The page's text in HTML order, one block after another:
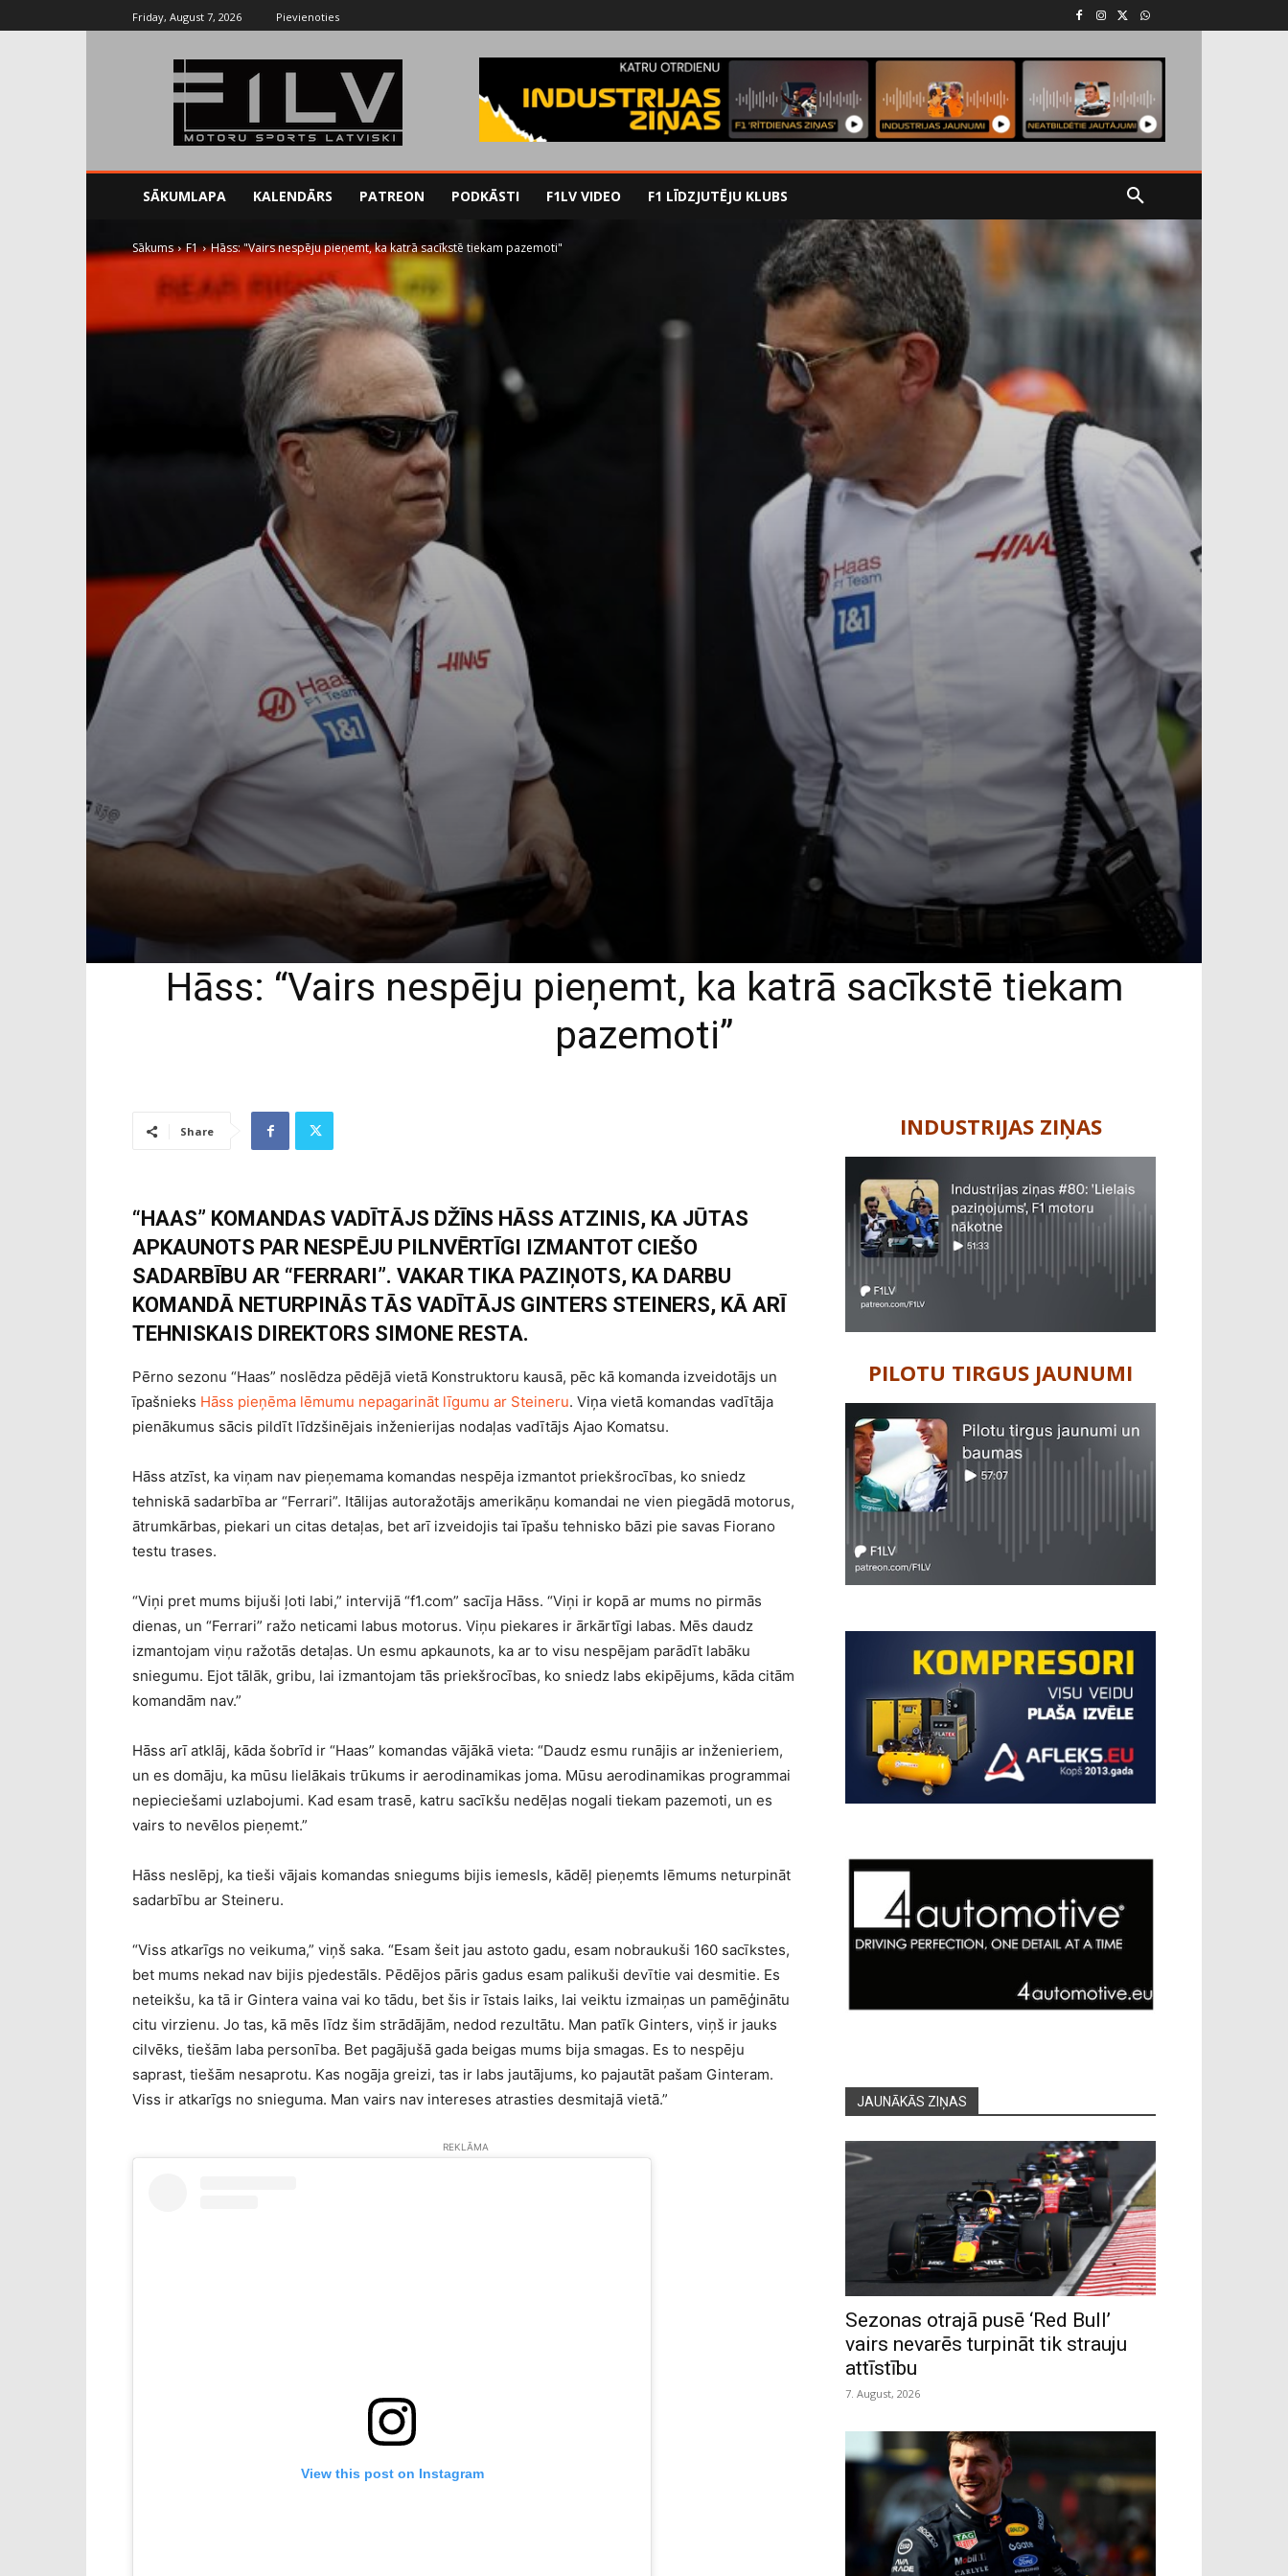
Friday, August 7, 2026 Pievienoties
SĀKUMLAPA KALENDĀRS PATREON PODKĀSTI F1LV VIDEO F1 LĪDZJUTĒJU KLUBS
Sākums F1 Hāss: "Vairs nespēju pieņemt, ka katrā sacīkstē tiekam pazemoti"
Hāss: “Vairs nespēju pieņemt, ka katrā sacīkstē tiekam
pazemoti”
Share
“HAAS” KOMANDAS VADĪTĀJS DŽĪNS HĀSS ATZINIS, KA JŪTAS
APKAUNOTS PAR NESPĒJU PILNVĒRTĪGI IZMANTOT CIEŠO
SADARBĪBU AR “FERRARI”. VAKAR TIKA PAZIŅOTS, KA DARBU
KOMANDĀ NETURPINĀS TĀS VADĪTĀJS GINTERS STEINERS, KĀ ARĪ
TEHNISKAIS DIREKTORS SIMONE RESTA.
Pērno sezonu “Haas” noslēdza pēdējā vietā Konstruktoru kausā, pēc kā komanda izveidotājs un
īpašnieks Hāss pieņēma lēmumu nepagarināt līgumu ar Steineru. Viņa vietā komandas vadītāja
pienākumus sācis pildīt līdzšinējais inženierijas nodaļas vadītājs Ajao Komatsu.
Hāss atzīst, ka viņam nav pieņemama komandas nespēja izmantot priekšrocības, ko sniedz
tehniskā sadarbība ar “Ferrari”. Itālijas autoražotājs amerikāņu komandai ne vien piegādā motorus,
ātrumkārbas, piekari un citas detaļas, bet arī izveidojis tai īpašu tehnisko bāzi pie savas Fiorano
testu trases.
“Viņi pret mums bijuši ļoti labi,” intervijā “f1.com” sacīja Hāss. “Viņi ir kopā ar mums no pirmās
dienas, un “Ferrari” ražo neticami labus motorus. Viņu piekares ir ārkārtīgi labas. Mēs daudz
izmantojam viņu ražotās detaļas. Un esmu apkaunots, ka ar to visu nespējam parādīt labāku
sniegumu. Ejot tālāk, gribu, lai izmantojam tās priekšrocības, ko sniedz labs ekipējums, kāda citām
komandām nav.”
Hāss arī atklāj, kāda šobrīd ir “Haas” komandas vājākā vieta: “Daudz esmu runājis ar inženieriem,
un es domāju, ka mūsu lielākais trūkums ir aerodinamikas joma. Mūsu aerodinamikas programmai
nepieciešami uzlabojumi. Kad esam trasē, katru sacīkšu nedēļas nogali tiekam pazemoti, un es
vairs to nevēlos pieņemt.”
Hāss neslēpj, ka tieši vājais komandas sniegums bijis iemesls, kādēļ pieņemts lēmums neturpināt
sadarbību ar Steineru.
“Viss atkarīgs no veikuma,” viņš saka. “Esam šeit jau astoto gadu, esam nobraukuši 160 sacīkstes,
bet mums nekad nav bijis pjedestāls. Pēdējos pāris gadus esam palikuši devītie vai desmitie. Es
neteikšu, ka tā ir Gintera vaina vai ko tādu, bet šis ir īstais laiks, lai veiktu izmaiņas un pamēģinātu
citu virzienu. Jo tas, kā mēs līdz šim strādājām, nedod rezultātu. Man patīk Ginters, viņš ir jauks
cilvēks, tiešām laba personība. Bet pagājušā gada beigas mums bija smagas. Es to nespēju
saprast, tiešām nesaprotu. Kas nogāja greizi, tas ir labs jautājums, ko pajautāt pašam Ginteram.
Viss ir atkarīgs no snieguma. Man vairs nav intereses atrasties desmitajā vietā.”
REKLĀMA
View this post on Instagram
INDUSTRIJAS ZIŅAS
PILOTU TIRGUS JAUNUMI
JAUNĀKĀS ZIŅAS
Sezonas otrajā pusē ‘Red Bull’
vairs nevarēs turpināt tik strauju
attīstību
7. August, 2026